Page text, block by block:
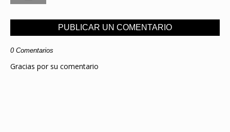
PUBLICAR UN COMENTARIO
0 Comentarios
Gracias por su comentario